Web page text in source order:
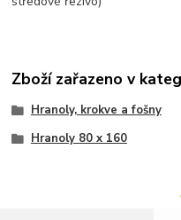
Zboží zařazeno v
Hranoly, krokve a fošny
Hranoly 80 x 160